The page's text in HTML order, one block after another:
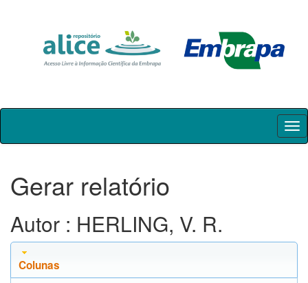
Skip
Gerar relatório
Autor : HERLING, V. R.
Colunas